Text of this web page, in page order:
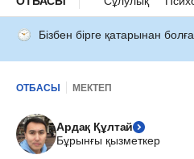
Бізбен бірге қатарынан
ОТБАСЫ МЕКТЕП
Ардақ Құлтай
Бұрынғы қызметкер